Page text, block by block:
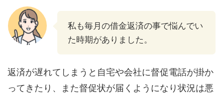
私も毎月の借金返済の事で悩んでい
た時期がありました。
返済が遅れてしまうと自宅や会社に督促電話が掛か
ってきたり、また督促状が届くようになり状況は悪